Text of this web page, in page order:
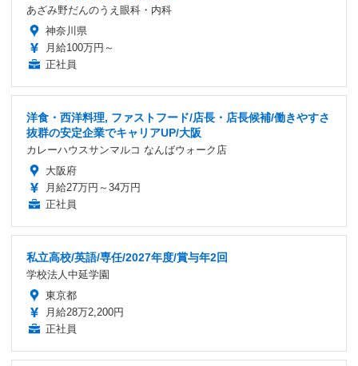
あざみ野だんのうえ眼科・内科
神奈川県
月給100万円～
正社員
洋食・西洋料理, ファストフード/店長・店長候補/働きやすさ
抜群の安定企業でキャリアUP/大阪
カレーハウスサンマルコ なんばウォーク店
大阪府
月給27万円～34万円
正社員
私立高校/英語/専任/2027年度/賞与年2回
学校法人中延学園
東京都
月給28万2,200円
正社員